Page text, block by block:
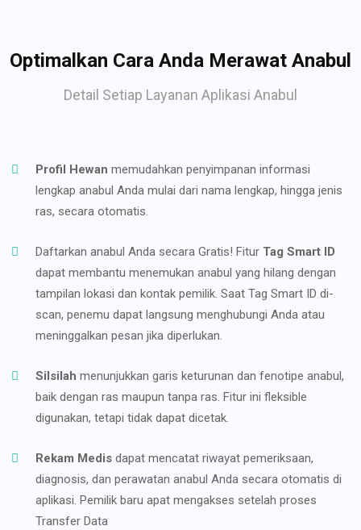
Optimalkan Cara Anda Merawat Anabul
Detail Setiap Layanan Aplikasi Anabul
Profil Hewan memudahkan penyimpanan informasi
lengkap anabul Anda mulai dari nama lengkap, hingga jenis
ras, secara otomatis.
Daftarkan anabul Anda secara Gratis! Fitur Tag Smart ID
dapat membantu menemukan anabul yang hilang dengan
tampilan lokasi dan kontak pemilik. Saat Tag Smart ID di-
scan, penemu dapat langsung menghubungi Anda atau
meninggalkan pesan jika diperlukan.
Silsilah menunjukkan garis keturunan dan fenotipe anabul,
baik dengan ras maupun tanpa ras. Fitur ini fleksible
digunakan, tetapi tidak dapat dicetak.
Rekam Medis dapat mencatat riwayat pemeriksaan,
diagnosis, dan perawatan anabul Anda secara otomatis di
aplikasi. Pemilik baru apat mengakses setelah proses
Transfer Data